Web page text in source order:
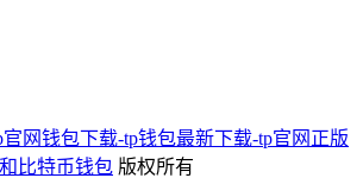
官网钱包下载-tp钱包最新下载-tp官网正版
比特币钱包 版权所有